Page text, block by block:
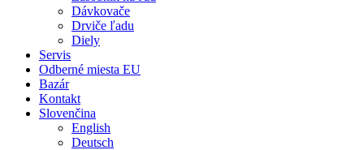
Dávkovače
Drviče ľadu
Diely
Servis
Odberné miesta EU
Bazár
Kontakt
Slovenčina
English
Deutsch